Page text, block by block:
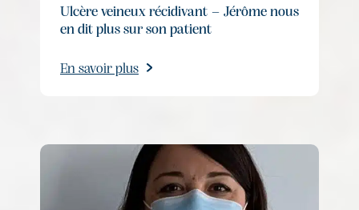
Ulcère veineux récidivant – Jérôme nous
en dit plus sur son patient
En savoir plus